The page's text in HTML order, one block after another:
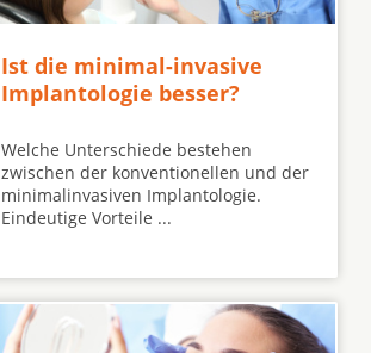
Ist die minimal-invasive
Implantologie besser?
Welche Unterschiede bestehen
zwischen der konventionellen und der
minimalinvasiven Implantologie.
Eindeutige Vorteile ...